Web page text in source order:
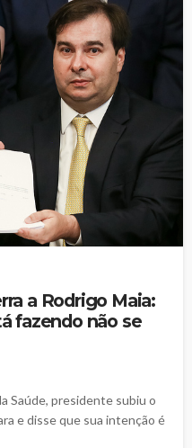
a Rodrigo Maia:
fazendo não se
Saúde, presidente subiu o
e disse que sua intenção é